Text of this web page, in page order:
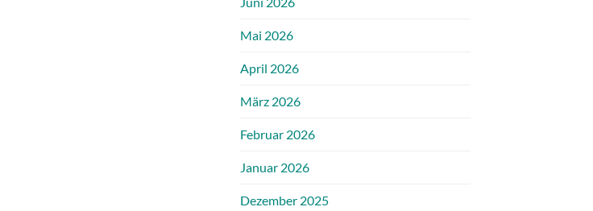
Mai 2026
April 2026
März 2026
Februar 2026
Januar 2026
Dezember 2025